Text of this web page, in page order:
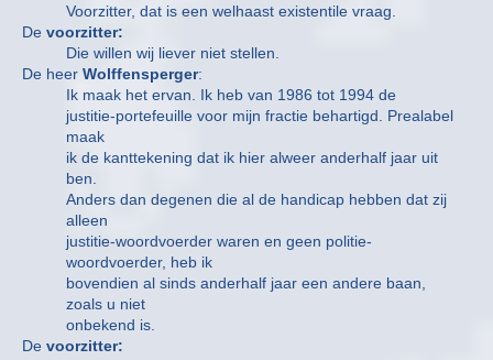
Voorzitter, dat is een welhaast existentile vraag.
De voorzitter:
Die willen wij liever niet stellen.
De heer Wolffensperger:
Ik maak het ervan. Ik heb van 1986 tot 1994 de
justitie-portefeuille voor mijn fractie behartigd. Prealabel
maak
ik de kanttekening dat ik hier alweer anderhalf jaar uit
ben.
Anders dan degenen die al de handicap hebben dat zij
alleen
justitie-woordvoerder waren en geen politie-
woordvoerder, heb ik
bovendien al sinds anderhalf jaar een andere baan,
zoals u niet
onbekend is.
De voorzitter: